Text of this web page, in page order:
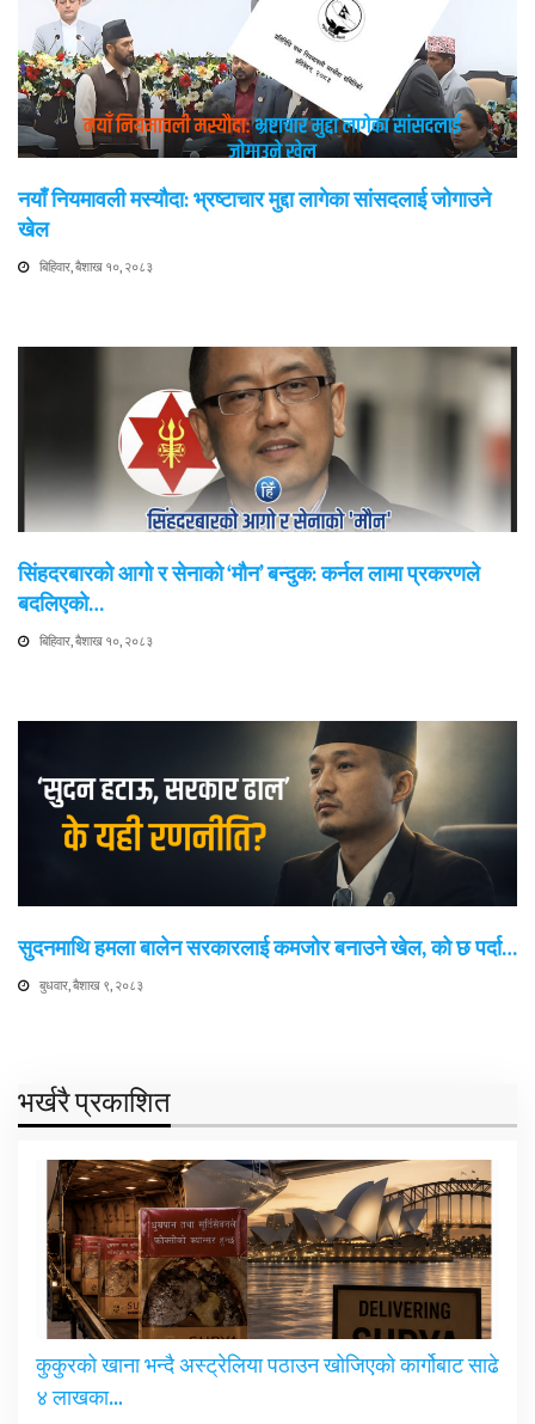
नयाँ नियमावली मस्यौदा: भ्रष्टाचार मुद्दा लागेका सांसदलाई जोगाउने
खेल
बिहिवार, बैशाख १०, २०८३
सिंहदरबारको आगो र सेनाको ‘मौन’ बन्दुक: कर्नल लामा प्रकरणले
बदलिएको…
बिहिवार, बैशाख १०, २०८३
सुदनमाथि हमला बालेन सरकारलाई कमजोर बनाउने खेल, को छ पर्दा…
बुधवार, बैशाख ९, २०८३
भर्खरै प्रकाशित
कुकुरको खाना भन्दै अस्ट्रेलिया पठाउन खोजिएको कार्गोबाट साढे
४ लाखका…